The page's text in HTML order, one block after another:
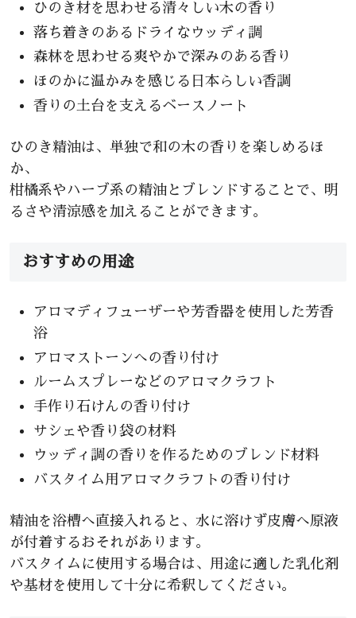
ひのき材を思わせる清々しい木の香り
落ち着きのあるドライなウッディ調
森林を思わせる爽やかで深みのある香り
ほのかに温かみを感じる日本らしい香調
香りの土台を支えるベースノート
ひのき精油は、単独で和の木の香りを楽しめるほ
か、
柑橘系やハーブ系の精油とブレンドすることで、明
るさや清涼感を加えることができます。
おすすめの用途
アロマディフューザーや芳香器を使用した芳香
浴
アロマストーンへの香り付け
ルームスプレーなどのアロマクラフト
手作り石けんの香り付け
サシェや香り袋の材料
ウッディ調の香りを作るためのブレンド材料
バスタイム用アロマクラフトの香り付け
精油を浴槽へ直接入れると、水に溶けず皮膚へ原液
が付着するおそれがあります。
バスタイムに使用する場合は、用途に適した乳化剤
や基材を使用して十分に希釈してください。